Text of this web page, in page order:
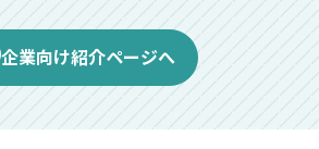
企業向け紹介ページへ